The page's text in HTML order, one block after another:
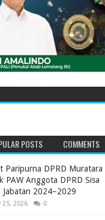
POSTS COMMENTS
Paripurna DPRD Muratara
PAW Anggota DPRD Sisa
Jabatan 2024–2029
25, 2026 0